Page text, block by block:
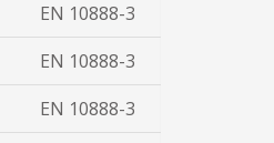
EN 10888-3
EN 10888-3
EN 10888-3